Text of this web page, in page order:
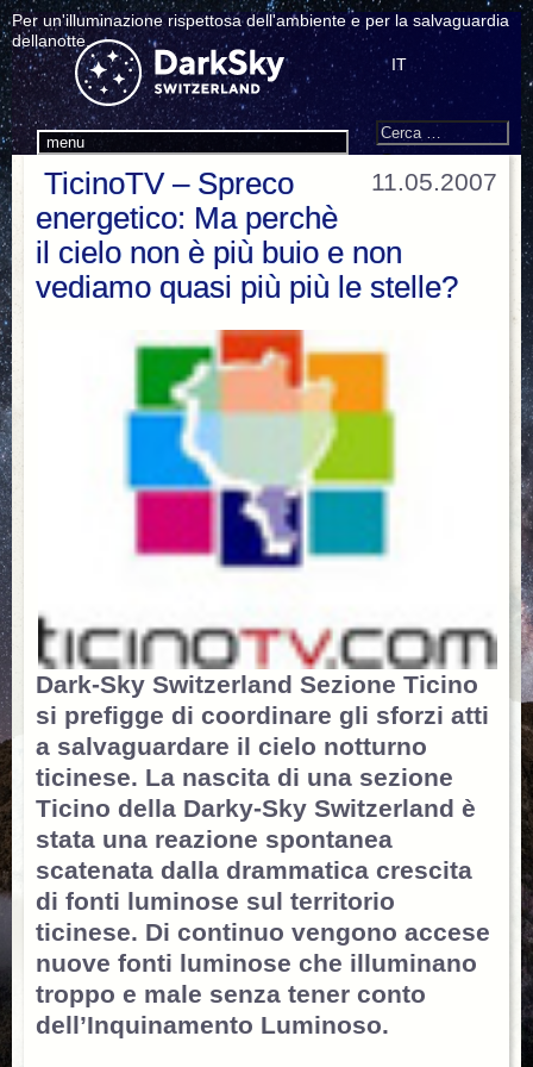
Per un'illuminazione rispettosa dell'ambiente e per la salvaguardia
dellanotte.
menu
IT
Search
Cerca:
11.05.2007
TicinoTV – Spreco
energetico: Ma perchè
il cielo non è più buio e non
vediamo quasi più più le stelle?
Dark-Sky Switzerland Sezione Ticino
si prefigge di coordinare gli sforzi atti
a salvaguardare il cielo notturno
ticinese. La nascita di una sezione
Ticino della Darky-Sky Switzerland è
stata una reazione spontanea
scatenata dalla drammatica crescita
di fonti luminose sul territorio
ticinese. Di continuo vengono accese
nuove fonti luminose che illuminano
troppo e male senza tener conto
dell’Inquinamento Luminoso.